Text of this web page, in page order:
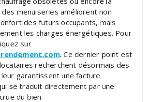
menuiseries améliorent non
des futurs occupants, mais
les charges énergétiques. Pour
sur
. Ce dernier point est
recherchent désormais des
garantissent une facture
se traduit directement par une
du bien.